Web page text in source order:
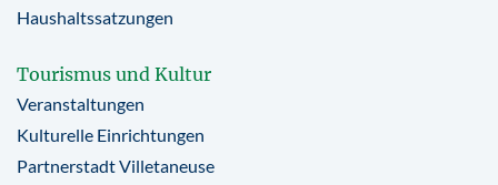
Haushaltssatzungen
Tourismus und Kultur
Veranstaltungen
Kulturelle Einrichtungen
Partnerstadt Villetaneuse